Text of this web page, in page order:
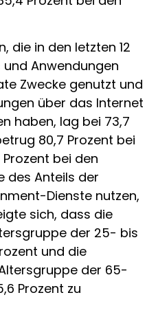
die in den letzten 12
Anwendungen
Zwecke genutzt und
über das Internet
haben, lag bei 73,7
80,7 Prozent bei
bei den
des Anteils der
Dienste nutzen,
sich, dass die
der 25- bis
und die
der 65-
Prozent zu